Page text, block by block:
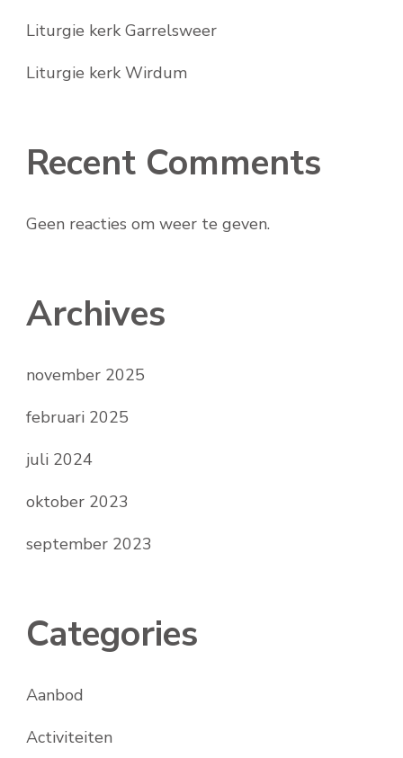
Liturgie kerk Garrelsweer
Liturgie kerk Wirdum
Recent Comments
Geen reacties om weer te geven.
Archives
november 2025
februari 2025
juli 2024
oktober 2023
september 2023
Categories
Aanbod
Activiteiten